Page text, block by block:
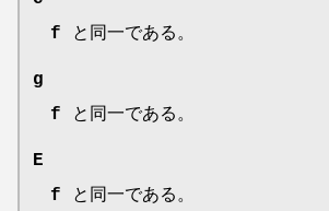
f と同一である。
g
f と同一である。
E
f と同一である。